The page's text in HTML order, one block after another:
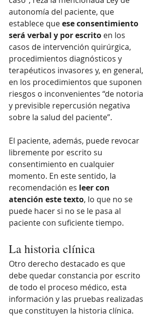
autonomía del paciente, que
establece que ese consentimiento
será verbal y por escrito en los
casos de intervención quirúrgica,
procedimientos diagnósticos y
terapéuticos invasores y, en general,
en los procedimientos que suponen
riesgos o inconvenientes “de notoria
y previsible repercusión negativa
sobre la salud del paciente”.
El paciente, además, puede revocar
libremente por escrito su
consentimiento en cualquier
momento. En este sentido, la
recomendación es leer con
atención este texto, lo que no se
puede hacer si no se le pasa al
paciente con suficiente tiempo.
La historia clínica
Otro derecho destacado es que
debe quedar constancia por escrito
de todo el proceso médico, esta
información y las pruebas realizadas
que constituyen la historia clínica.